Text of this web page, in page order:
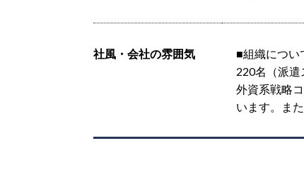
社風・会社の雰囲気
■組織につい
220名（派
外資系戦略
います。ま